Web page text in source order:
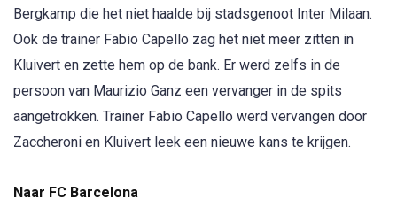
Bergkamp die het niet haalde bij stadsgenoot Inter Milaan.
Ook de trainer Fabio Capello zag het niet meer zitten in
Kluivert en zette hem op de bank. Er werd zelfs in de
persoon van Maurizio Ganz een vervanger in de spits
aangetrokken. Trainer Fabio Capello werd vervangen door
Zaccheroni en Kluivert leek een nieuwe kans te krijgen.
Naar FC Barcelona